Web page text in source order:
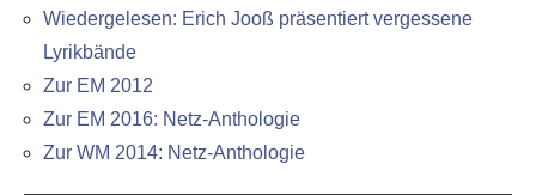
Wiedergelesen: Erich Jooß präsentiert vergessene
Lyrikbände
Zur EM 2012
Zur EM 2016: Netz-Anthologie
Zur WM 2014: Netz-Anthologie